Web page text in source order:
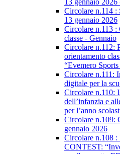
13 gennaio
Circolare n.114 :
13 gennaio 2026
Circolare n.113 :
classe - Gennaio
Circolare n.112:
orientamento
“Evemero
Circolare n.111:
digitale per la
Circolare n.110:
dell’infanzia e
per l’anno
Circolare n.109:
gennaio 2026
Circolare n.108
CONTEST: